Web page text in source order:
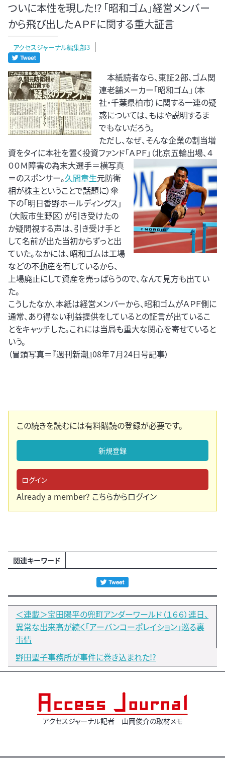
ついに本性を現した!? 「昭和ゴム」経営メンバー
から飛び出したＡＰＦに関する重大証言
アクセスジャーナル編集部3
本紙読者なら、東証２部、ゴム関
連老舗メーカー「昭和ゴム」（本
社・千葉県柏市）に関する一連の疑
惑については、もはや説明するま
でもないだろう。
ただし、なぜ、そんな企業の割当増
資をタイに本社を置く投資ファンド「ＡＰＦ」（北京五輪出場、４
００Ｍ障害の為末大選手＝横写真
＝のスポンサー。久間章生元防衛
相が株主ということで話題に）傘
下の「明日香野ホールディングス」
（大阪市生野区）が引き受けたの
か疑問視する声は、引き受け手と
して名前が出た当初からずっと出
ていた。なかには、昭和ゴムは工場
などの不動産を有しているから、
上場廃止にして資産を売っぱらうので、なんて見方も出てい
た。
こうしたなか、本紙は経営メンバーから、昭和ゴムがＡＰＦ側に
通常、あり得ない利益提供をしているとの証言が出ているこ
とをキャッチした。これには当局も重大な関心を寄せていると
いう。
（冒頭写真＝『週刊新潮』08年７月24日号記事）
この続きを読むには有料購読の登録が必要です。
新規登録
ログイン
Already a member? こちらからログイン
関連キーワード
＜連載＞宝田陽平の兜町アンダーワールド（１６６）連日、
異常な出来高が続く「アーバンコーポレイション」巡る裏
事情
野田聖子事務所が事件に巻き込まれた!?
アクセスジャーナル記者 山岡俊介の取材メモ